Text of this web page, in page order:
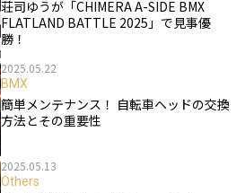
荘司ゆうが「CHIMERA A-SIDE BMX
FLATLAND BATTLE 2025」で見事優
勝！
2025.05.22
BMX
簡単メンテナンス！ 自転車ヘッドの交換
方法とその重要性
2025.05.13
Others